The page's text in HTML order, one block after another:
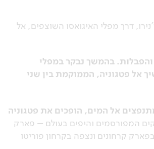
דרך מפלי האיגואסו השוצפים, אל
והפבלות. בהמשך נבקר במפלי
אל פטגוניה, הממוקמת בין שני
אל המים, הופכים את פטגוניה
המפורסמים והיפים בעולם – פארק
קרחונים ונצפה בקרחון פוריטו